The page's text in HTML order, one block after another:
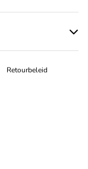
Retourbeleid